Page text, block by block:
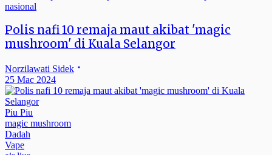
nasional
Polis nafi 10 remaja maut akibat 'magic
mushroom' di Kuala Selangor
Norzilawati Sidek
25 Mac 2024
Piu Piu
magic mushroom
Dadah
Vape